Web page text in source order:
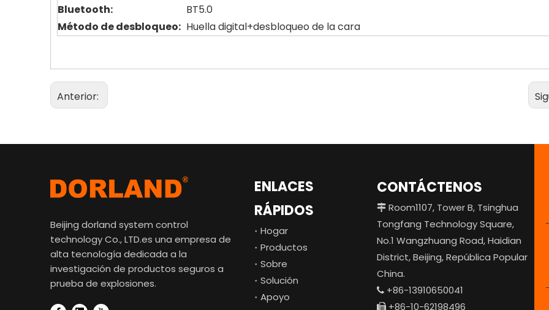
Bluetooth:
BT5.0
Método de desbloqueo: Huella digital+desbloqueo de la cara
Anterior:
Beijing dorland system control
technology Co., LTD.es una empresa de
alta tecnología dedicada a la
investigación de productos seguros a
prueba de explosiones.
ENLACES
RÁPIDOS
Hogar
Productos
Sobre
Solución
Apoyo
CONTÁCTENOS
 Room1107, Tower B, Tsinghua
Tongfang Technology Square,
No.1 Wangzhuang Road, Haidian
District, Beijing, República Popular
China.
 +86-13910650041
 +86-10-62198496